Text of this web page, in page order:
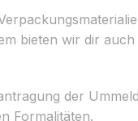
bieten wir dir
der
Formalitäten.